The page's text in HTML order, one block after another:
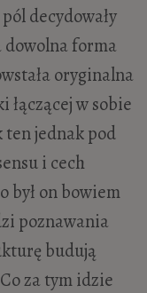
decydowały
dowolna forma
oryginalna
łączącej w sobie
jednak pod
i cech
był on bowiem
poznawania
budują
za tym idzie